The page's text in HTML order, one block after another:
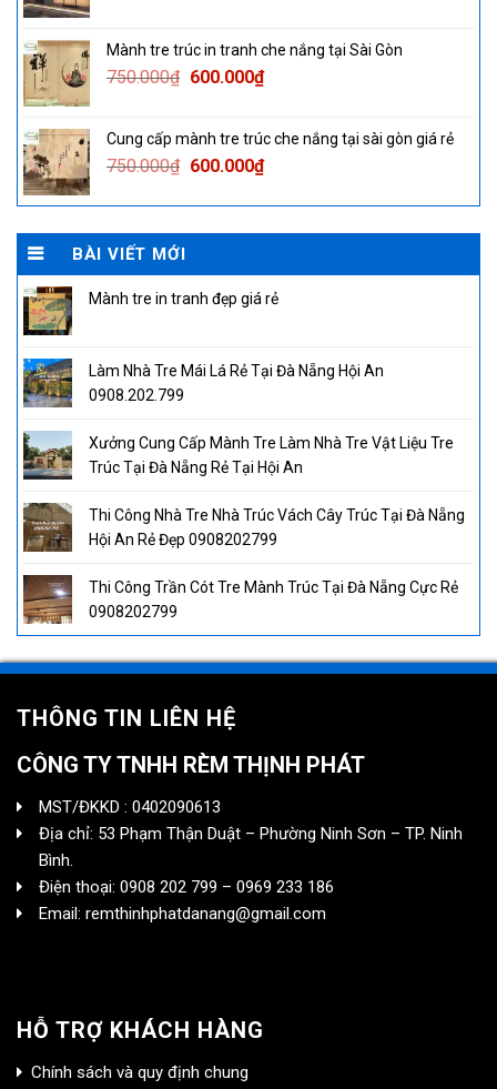
750.000₫.600.000₫.
Mành tre trúc in tranh che nắng tại Sài Gòn
750.000₫ Original
750.000₫.
600.000₫Current
600.000₫.
Cung cấp mành tre trúc che nắng tại sài gòn giá rẻ
750.000₫ Original
was:
750.000₫.
600.000₫Current
is:
600.000₫.
BÀI VIẾT MỚI
Mành tre in tranh đẹp giá rẻ
Làm Nhà Tre Mái Lá Rẻ Tại Đà Nẵng Hội An
0908.202.799
Xưởng Cung Cấp Mành Tre Làm Nhà Tre Vật Liệu Tre
Trúc Tại Đà Nẵng Rẻ Tại Hội An
Thi Công Nhà Tre Nhà Trúc Vách Cây Trúc Tại Đà Nẵng
Hội An Rẻ Đẹp 0908202799
Thi Công Trần Cót Tre Mành Trúc Tại Đà Nẵng Cực Rẻ
0908202799
THÔNG TIN LIÊN HỆ
CÔNG TY TNHH RÈM THỊNH PHÁT
MST/ĐKKD : 0402090613
Địa chỉ: 53 Phạm Thận Duật – Phường Ninh Sơn – TP. Ninh
Bình.
Điện thoại: 0908 202 799 – 0969 233 186
Email: remthinhphatdanang@gmail.com
HỖ TRỢ KHÁCH HÀNG
Chính sách và quy định chung